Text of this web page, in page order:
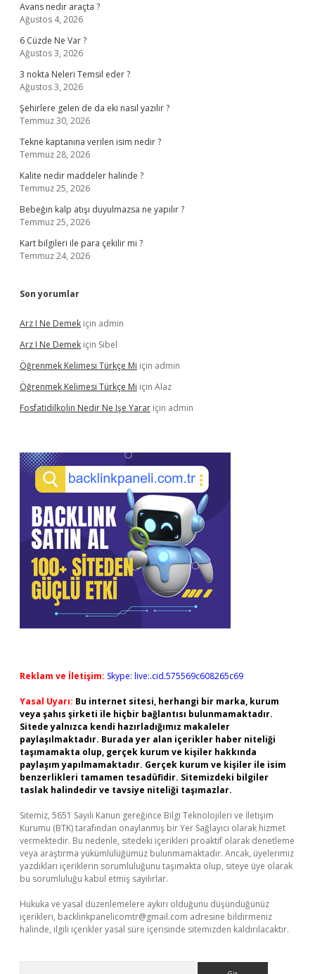
Avans nedir araçta ?
Ağustos 4, 2026
6 Cüzde Ne Var ?
Ağustos 3, 2026
3 nokta Neleri Temsil eder ?
Ağustos 3, 2026
Şehirlere gelen de da eki nasıl yazılır ?
Temmuz 30, 2026
Tekne kaptanına verilen isim nedir ?
Temmuz 28, 2026
Kalite nedir maddeler halinde ?
Temmuz 25, 2026
Bebeğin kalp atışı duyulmazsa ne yapılır ?
Temmuz 25, 2026
Kart bilgileri ile para çekilir mi ?
Temmuz 24, 2026
Son yorumlar
Arz I Ne Demek için admin
Arz I Ne Demek için Sibel
Öğrenmek Kelimesi Türkçe Mi için admin
Öğrenmek Kelimesi Türkçe Mi için Alaz
Fosfatidilkolin Nedir Ne Işe Yarar için admin
Reklam ve İletişim: Skype: live:.cid.575569c608265c69
Yasal Uyarı: Bu internet sitesi, herhangi bir marka, kurum
veya şahıs şirketi ile hiçbir bağlantısı bulunmamaktadır.
Sitede yalnızca kendi hazırladığımız makaleler
paylaşılmaktadır. Burada yer alan içerikler haber niteliği
taşımamakta olup, gerçek kurum ve kişiler hakkında
paylaşım yapılmamaktadır. Gerçek kurum ve kişiler ile isim
benzerlikleri tamamen tesadüfidir. Sitemizdeki bilgiler
taslak halindedir ve tavsiye niteliği taşımazlar.
Sitemiz, 5651 Sayılı Kanun gereğince Bilgi Teknolojileri ve İletişim
Kurumu (BTK) tarafından onaylanmış bir Yer Sağlayıcı olarak hizmet
vermektedir. Bu nedenle, sitedeki içerikleri proaktif olarak denetleme
veya araştırma yükümlülüğümüz bulunmamaktadır. Ancak, üyelerimiz
yazdıkları içeriklerin sorumluluğunu taşımakta olup, siteye üye olarak
bu sorumluluğu kabul etmiş sayılırlar.
Hukuka ve yasal düzenlemelere aykırı olduğunu düşündüğünüz
içerikleri, backlinkpanelicomtr@gmail.com adresine bildirmeniz
halinde, ilgili içerikler yasal süre içerisinde sitemizden kaldırılacaktır.